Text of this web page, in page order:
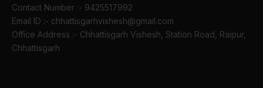
Contact Number :- 9425517992
Email ID :- chhattisgarhvishesh@gmail.com
Office Address :- Chhattisgarh Vishesh, Station Road, Raipur,
Chhattisgarh